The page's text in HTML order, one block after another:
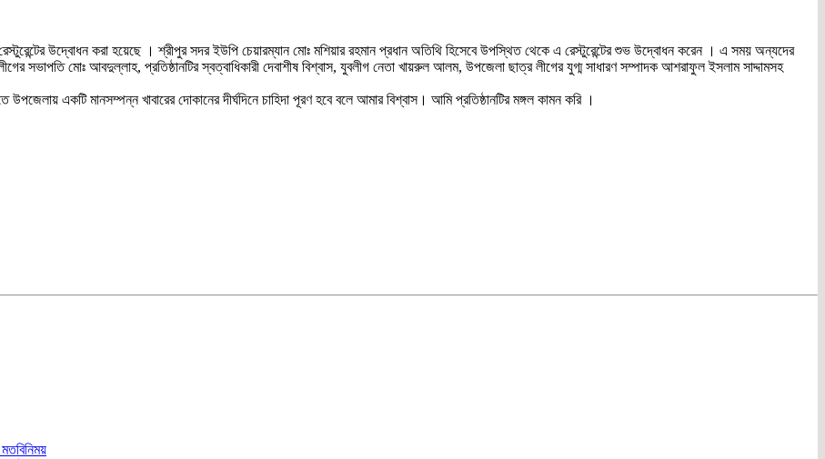
উদ্বোধন করা হয়েছে । শ্রীপুর সদর ইউপি চেয়ারম্যান মোঃ মশিয়ার রহমান প্রধান অতিথি হিসেবে উপস্থিত থেকে এ রেস্টুরেন্টের শুভ উদ্বোধন করেন । এ সময় অন্যদের
সভাপতি মোঃ আবদুল্লাহ, প্রতিষ্ঠানটির স্বত্বাধিকারী দেবাশীষ বিশ্বাস, যুবলীগ নেতা খায়রুল আলম, উপজেলা ছাত্র লীগের যুগ্ম সাধারণ সম্পাদক আশরাফুল ইসলাম সাদ্দামসহ
একটি মানসম্পন্ন খাবারের দোকানের দীর্ঘদিনে চাহিদা পূরণ হবে বলে আমার বিশ্বাস। আমি প্রতিষ্ঠানটির মঙ্গল কামন করি ।